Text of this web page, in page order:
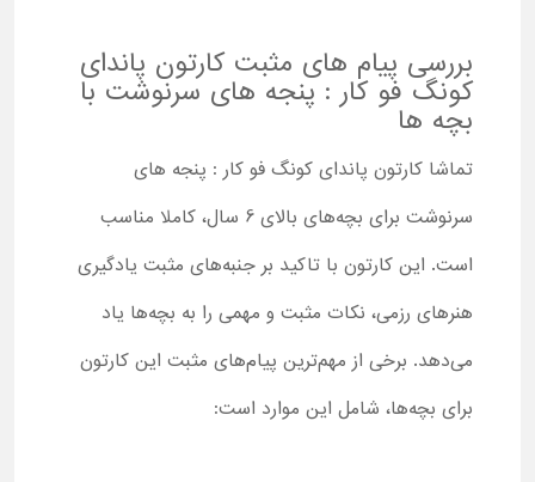
بررسی پیام های مثبت کارتون پاندای
کونگ فو کار : پنجه های سرنوشت با
بچه ها
تماشا کارتون پاندای کونگ فو کار : پنجه های
سرنوشت برای بچه‌های بالای 6 سال، کاملا مناسب
است. این کارتون با تاکید بر جنبه‌های مثبت یادگیری
هنرهای رزمی، نکات مثبت و مهمی را به بچه‌ها یاد
می‌دهد. برخی از مهم‌ترین پیام‌های مثبت این کارتون
برای بچه‌ها، شامل این موارد است: